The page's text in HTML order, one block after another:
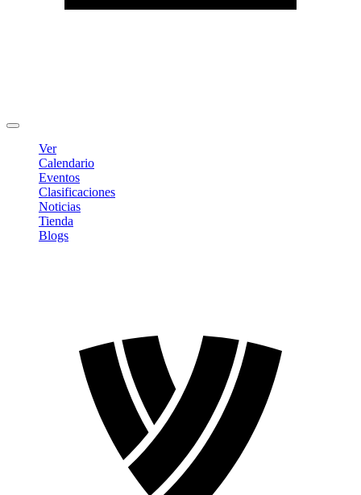
Ver
Calendario
Eventos
Clasificaciones
Noticias
Tienda
Blogs